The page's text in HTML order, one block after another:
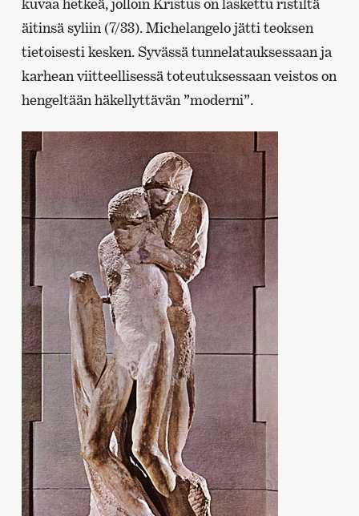
kuvaa hetkeä, jolloin Kristus on laskettu ristiltä
äitinsä syliin (7/33). Michelangelo jätti teoksen
tietoisesti kesken. Syvässä tunnelatauksessaan ja
karhean viitteellisessä toteutuksessaan veistos on
hengeltään häkellyttävän ”moderni”.